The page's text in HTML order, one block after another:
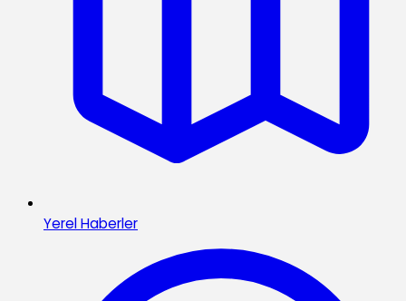
Yerel Haberler